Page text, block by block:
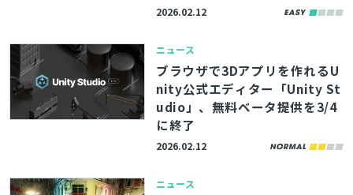
2026.02.12
ニュース
ブラウザで3Dアプリを作れるU
nity公式エディター「Unity St
udio」、無料ベータ提供を3/4
に終了
2026.02.12
ニュース